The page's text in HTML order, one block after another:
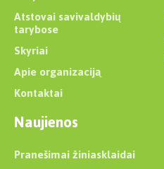
Atstovai savivaldybių
tarybose
Skyriai
Apie organizaciją
Kontaktai
Naujienos
Pranešimai žiniasklaidai